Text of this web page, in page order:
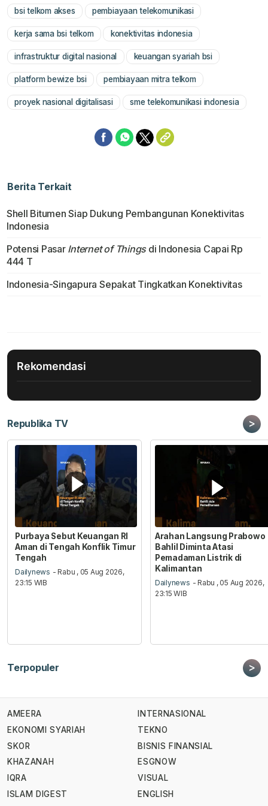
bsi telkom akses pembiayaan telekomunikasi
kerja sama bsi telkom konektivitas indonesia
infrastruktur digital nasional keuangan syariah bsi
platform bewize bsi pembiayaan mitra telkom
proyek nasional digitalisasi sme telekomunikasi indonesia
Berita Terkait
Shell Bitumen Siap Dukung Pembangunan Konektivitas
Indonesia
Potensi Pasar Internet of Thingsdi Indonesia Capai Rp
444 T
Indonesia-Singapura Sepakat Tingkatkan Konektivitas
Rekomendasi
Republika TV >
Purbaya Sebut Keuangan RI
Aman di Tengah Konflik Timur
Tengah
Dailynews - Rabu , 05 Aug 2026,
23:15 WIB
Arahan Langsung Prabowo
Bahlil Diminta Atasi
Pemadaman Listrik di
Kalimantan
Dailynews - Rabu , 05 Aug 2026,
23:15 WIB
Terpopuler >
AMEERA
EKONOMI SYARIAH
SKOR
KHAZANAH
IQRA
ISLAM DIGEST
INTERNASIONAL
TEKNO
BISNIS FINANSIAL
ESGNOW
VISUAL
ENGLISH